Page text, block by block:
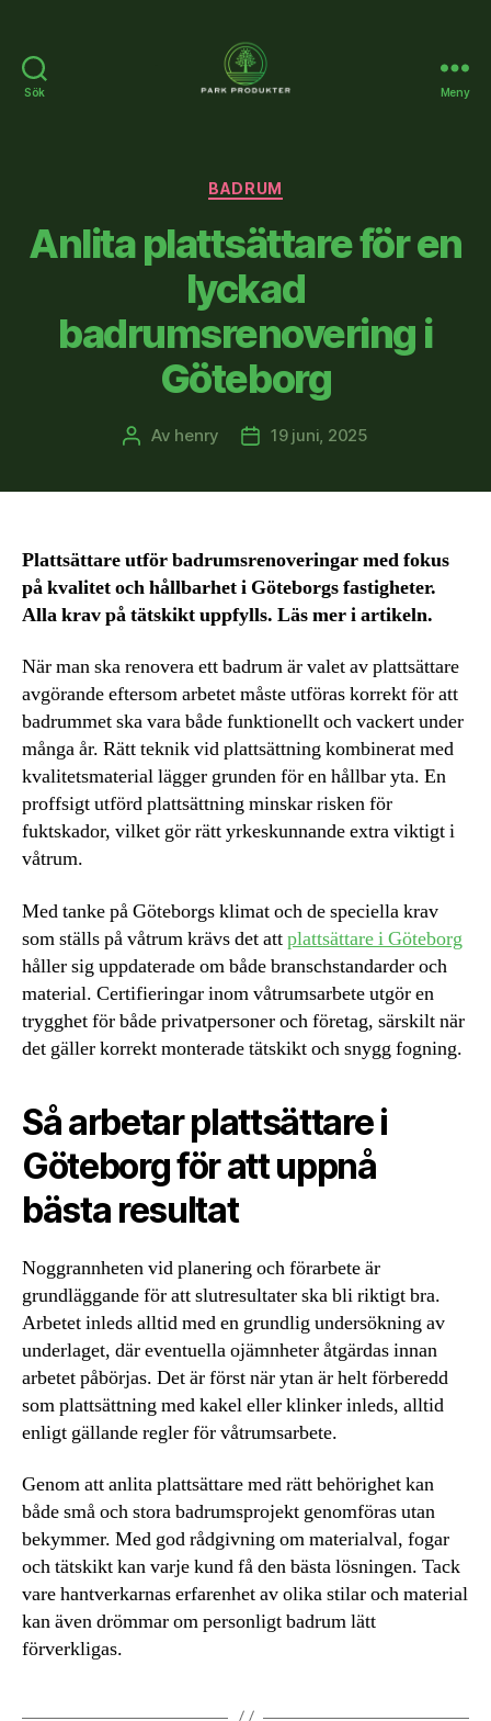
Sök Meny
Kategorier
BADRUM
Anlita plattsättare för en
lyckad
badrumsrenovering i
Göteborg
Inläggsförfattare
Av henry Inläggsdatum
19 juni, 2025
Plattsättare utför badrumsrenoveringar med fokus
på kvalitet och hållbarhet i Göteborgs fastigheter.
Alla krav på tätskikt uppfylls. Läs mer i artikeln.
När man ska renovera ett badrum är valet av plattsättare
avgörande eftersom arbetet måste utföras korrekt för att
badrummet ska vara både funktionellt och vackert under
många år. Rätt teknik vid plattsättning kombinerat med
kvalitetsmaterial lägger grunden för en hållbar yta. En
proffsigt utförd plattsättning minskar risken för
fuktskador, vilket gör rätt yrkeskunnande extra viktigt i
våtrum.
Med tanke på Göteborgs klimat och de speciella krav
som ställs på våtrum krävs det attplattsättare i Göteborg
håller sig uppdaterade om både branschstandarder och
material. Certifieringar inom våtrumsarbete utgör en
trygghet för både privatpersoner och företag, särskilt när
det gäller korrekt monterade tätskikt och snygg fogning.
Så arbetar plattsättare i
Göteborg för att uppnå
bästa resultat
Noggrannheten vid planering och förarbete är
grundläggande för att slutresultater ska bli riktigt bra.
Arbetet inleds alltid med en grundlig undersökning av
underlaget, där eventuella ojämnheter åtgärdas innan
arbetet påbörjas. Det är först när ytan är helt förberedd
som plattsättning med kakel eller klinker inleds, alltid
enligt gällande regler för våtrumsarbete.
Genom att anlita plattsättare med rätt behörighet kan
både små och stora badrumsprojekt genomföras utan
bekymmer. Med god rådgivning om materialval, fogar
och tätskikt kan varje kund få den bästa lösningen. Tack
vare hantverkarnas erfarenhet av olika stilar och material
kan även drömmar om personligt badrum lätt
förverkligas.